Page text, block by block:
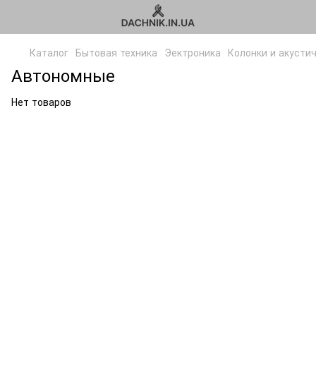
Каталог Бытовая техника Эектроника Колонки и
Автономные
Нет товаров